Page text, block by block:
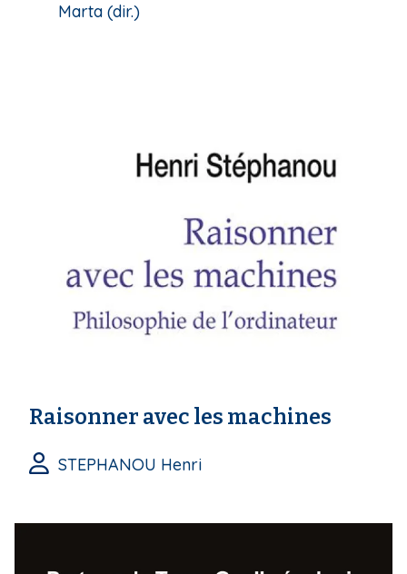
Marta (dir.)
Raisonner avec les machines
STEPHANOU Henri